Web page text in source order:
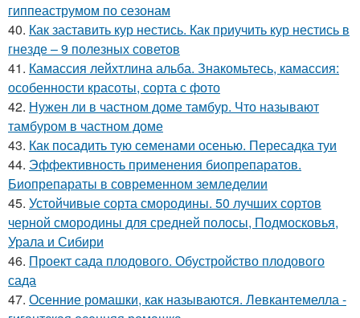
гиппеаструмом по сезонам
40. Как заставить кур нестись. Как приучить кур нестись в
гнезде – 9 полезных советов
41. Камассия лейхтлина альба. Знакомьтесь, камассия:
особенности красоты, сорта с фото
42. Нужен ли в частном доме тамбур. Что называют
тамбуром в частном доме
43. Как посадить тую семенами осенью. Пересадка туи
44. Эффективность применения биопрепаратов.
Биопрепараты в современном земледелии
45. Устойчивые сорта смородины. 50 лучших сортов
черной смородины для средней полосы, Подмосковья,
Урала и Сибири
46. Проект сада плодового. Обустройство плодового
сада
47. Осенние ромашки, как называются. Левкантемелла -